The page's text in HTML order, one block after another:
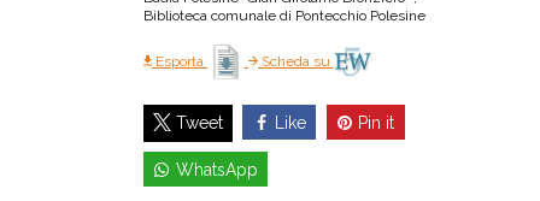
Biblioteca comunale di Pontecchio Polesine
Esporta Scheda su
Tweet Like Pin it
WhatsApp